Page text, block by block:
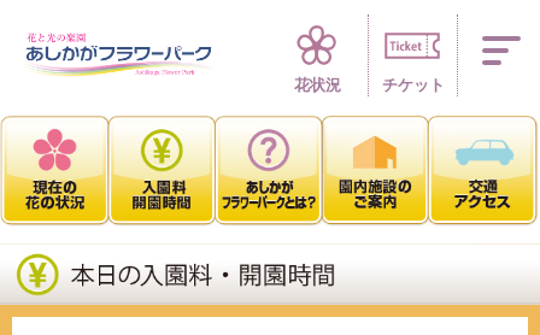
四季折々 花の
花状況 チケット